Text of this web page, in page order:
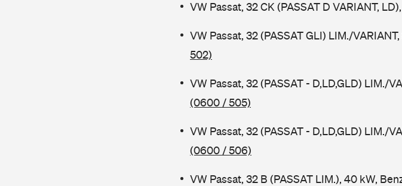
VW Passat, 32 CK (PASSAT D VARIANT,
VW Passat, 32 (PASSAT GLI) LIM./
502)
VW Passat, 32 (PASSAT - D,LD,GLD) LIM./
(0600 / 505)
VW Passat, 32 (PASSAT - D,LD,GLD) LIM./
(0600 / 506)
VW Passat, 32 B (PASSAT LIM.), 40 kW,